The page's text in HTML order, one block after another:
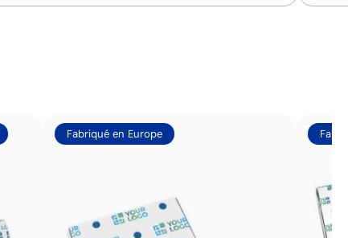
Fabriqué en Europe